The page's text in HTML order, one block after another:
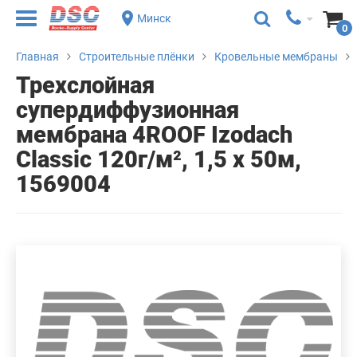
Минск
0
Главная Строительные плёнки Кровельные мембраны
Трехслойная
супердиффузионная
мембрана 4ROOF Izodach
Classic 120г/м², 1,5 x 50м,
1569004